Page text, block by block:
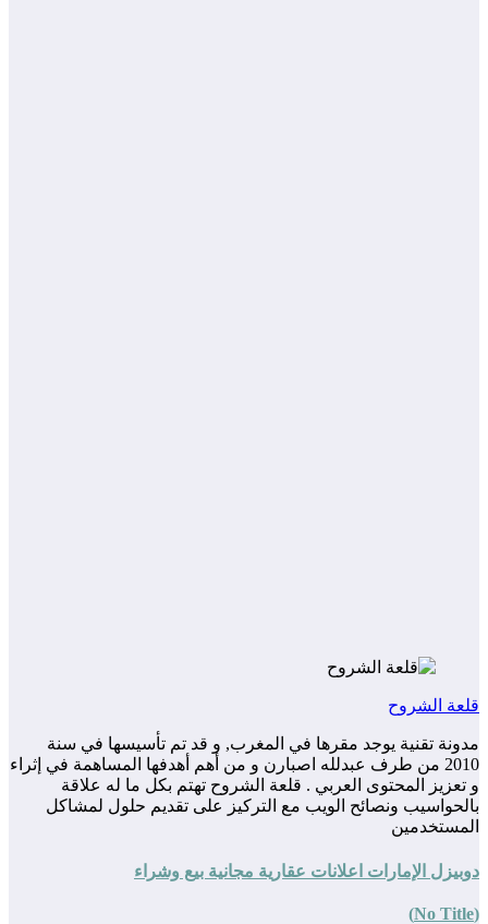
قلعة الشروح
مدونة تقنية يوجد مقرها في المغرب, و قد تم تأسيسها في سنة
2010 من طرف عبدلله اصبارن و من أهم أهدفها المساهمة في إثراء
و تعزيز المحتوى العربي . قلعة الشروح تهتم بكل ما له علاقة
بالحواسيب ونصائح الويب مع التركيز على تقديم حلول لمشاكل
المستخدمين
دوبيزل الإمارات اعلانات عقارية مجانية بيع وشراء
(No Title)